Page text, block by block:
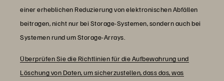
einer erheblichen Reduzierung von elektronischen Abfällen
beitragen, nicht nur bei Storage-Systemen, sondern auch bei
Systemen rund um Storage-Arrays.
Überprüfen Sie die Richtlinien für die Aufbewahrung und
Löschung von Daten, um sicherzustellen, dass das, was